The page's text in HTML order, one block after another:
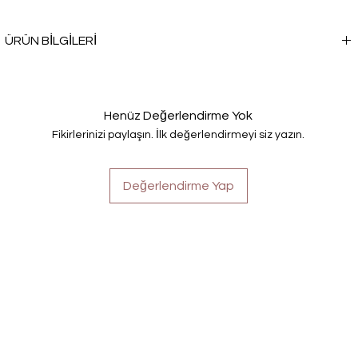
ÜRÜN BİLGİLERİ
Henüz Değerlendirme Yok
Fikirlerinizi paylaşın. İlk değerlendirmeyi siz yazın.
Değerlendirme Yap